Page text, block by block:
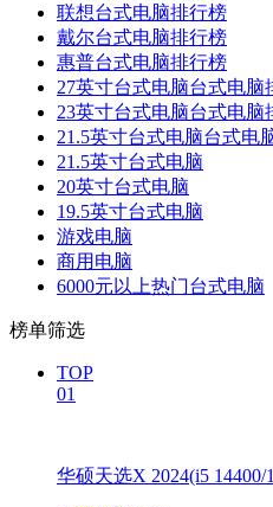
联想台式电脑排行榜
戴尔台式电脑排行榜
惠普台式电脑排行榜
27英寸台式电脑台式电脑
23英寸台式电脑台式电脑
21.5英寸台式电脑台式电
21.5英寸台式电脑
20英寸台式电脑
19.5英寸台式电脑
游戏电脑
商用电脑
6000元以上热门台式电脑
榜单筛选
TOP
01
华硕天选X 2024(i5